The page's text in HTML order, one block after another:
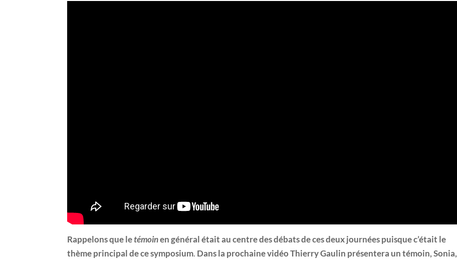
Rappelons que letémoinen général était au centre des débats de ces deux journées puisque c’était le
thème principal de ce symposium. Dans la prochaine vidéo Thierry Gaulin présentera un témoin, Sonia,